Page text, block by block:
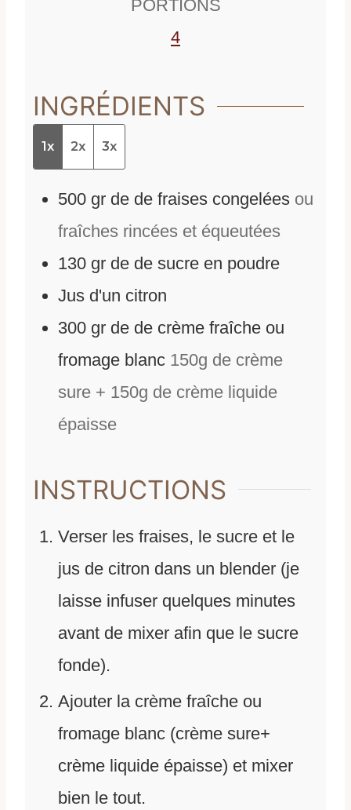
PORTIONS
4
INGRÉDIENTS
1x 2x 3x
500 gr de de fraises congelées ou
fraîches rincées et équeutées
130 gr de de sucre en poudre
Jus d'un citron
300 gr de de crème fraîche ou
fromage blanc 150g de crème
sure + 150g de crème liquide
épaisse
INSTRUCTIONS
Verser les fraises, le sucre et le
jus de citron dans un blender (je
laisse infuser quelques minutes
avant de mixer afin que le sucre
fonde).
Ajouter la crème fraîche ou
fromage blanc (crème sure+
crème liquide épaisse) et mixer
bien le tout.